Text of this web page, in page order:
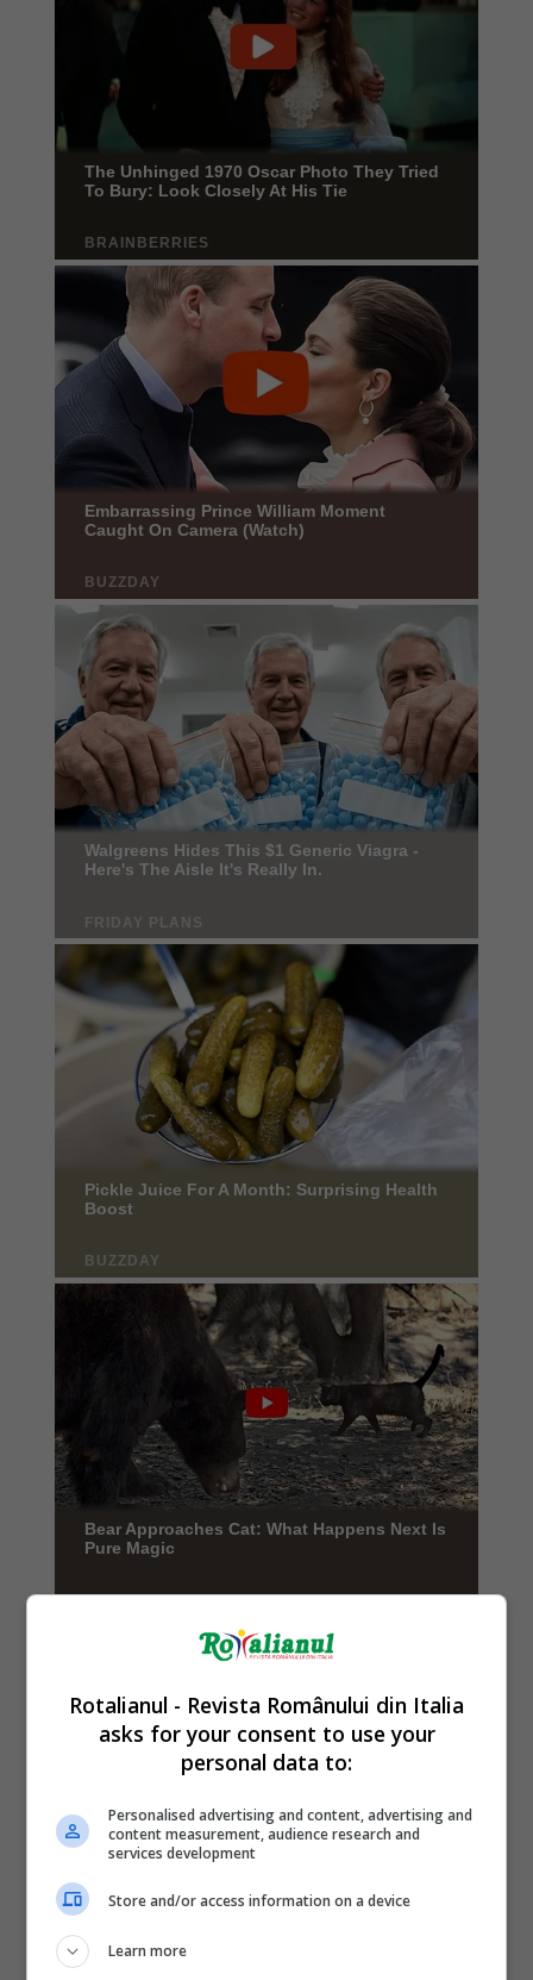
Rotalianul - Revista Românului din Italia
asks for your consent to use your
personal data to:
Personalised advertising and content, advertising and
content measurement, audience research and
services development
Store and/or access information on a device
Learn more